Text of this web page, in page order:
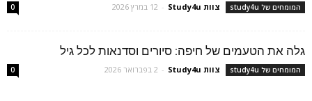
המומחים של study4u צוות Study4u - 12 במרץ 2026 0
גלה את הטעמים של חיפה: סיורים וסדנאות לכל גיל
המומחים של study4u צוות Study4u - 2 בפברואר 2026 0